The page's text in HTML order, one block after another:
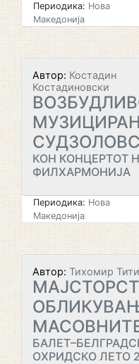
Периодика: Нова
Македонија
Автор: Костадин
Костадиновски
КОН КОНЦЕРТОТ
ФИЛХАРМОНИЈА
Периодика: Нова
Македонија
Автор: Тихомир
ОХРИДСКО ЛЕТО